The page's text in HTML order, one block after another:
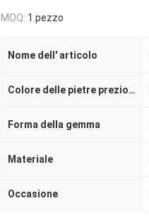
MOQ: 1 pezzo
Nome dell' articolo
Colore delle pietre preziose
Forma della gemma
Materiale
Occasione